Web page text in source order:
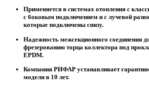
Применяется в системах отопления с
с боковым подключением и с лучевой
которые подключены снизу.
Надежность межсекционного соединения
фрезерованию торца коллектора под
EPDM.
Компания РИФАР устанавливает
модели в 10 лет.